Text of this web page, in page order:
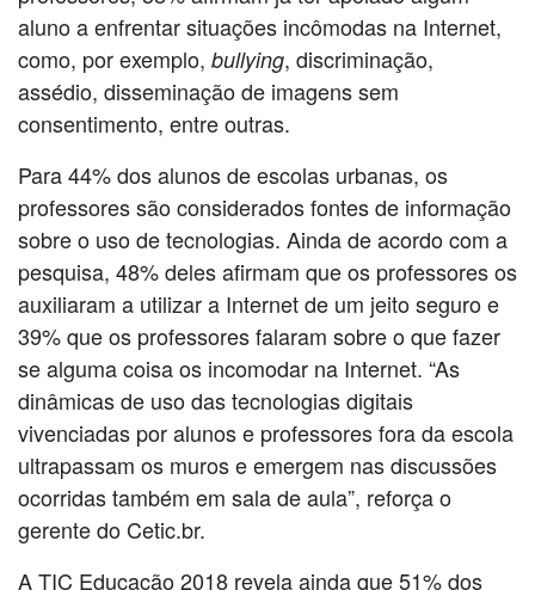
aluno a enfrentar situações incômodas na Internet,
como, por exemplo, bullying, discriminação,
assédio, disseminação de imagens sem
consentimento, entre outras.
Para 44% dos alunos de escolas urbanas, os
professores são considerados fontes de informação
sobre o uso de tecnologias. Ainda de acordo com a
pesquisa, 48% deles afirmam que os professores os
auxiliaram a utilizar a Internet de um jeito seguro e
39% que os professores falaram sobre o que fazer
se alguma coisa os incomodar na Internet. “As
dinâmicas de uso das tecnologias digitais
vivenciadas por alunos e professores fora da escola
ultrapassam os muros e emergem nas discussões
ocorridas também em sala de aula”, reforça o
gerente do Cetic.br.
A TIC Educação 2018 revela ainda que 51% dos